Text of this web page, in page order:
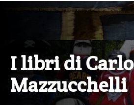
I libri di Carlo
Mazzucchelli